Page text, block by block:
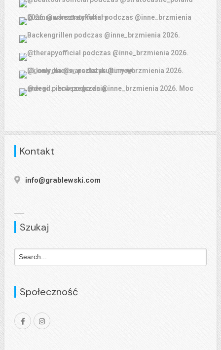
Kontakt
info@grablewski.com
Szukaj
Społeczność